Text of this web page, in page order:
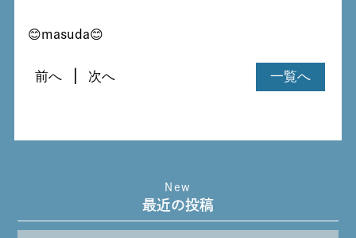
😊masuda😊
一覧へ
前へ 次へ
New
最近の投稿